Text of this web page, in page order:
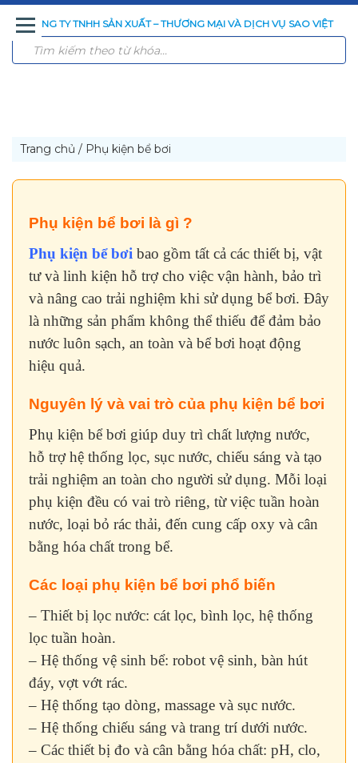
CÔNG TY TNHH SẢN XUẤT – THƯƠNG MẠI VÀ DỊCH VỤ SAO VIỆT
TRANG
GIỚI
SẢN
CÔNG
CÔNG
TIN
LIÊN
Trang chủ / Phụ kiện bể bơi
Phụ kiện bể bơi là gì ?
Phụ kiện bể bơi bao gồm tất cả các thiết bị, vật
tư và linh kiện hỗ trợ cho việc vận hành, bảo trì
và nâng cao trải nghiệm khi sử dụng bể bơi. Đây
là những sản phẩm không thể thiếu để đảm bảo
nước luôn sạch, an toàn và bể bơi hoạt động
hiệu quả.
Nguyên lý và vai trò của phụ kiện bể bơi
Phụ kiện bể bơi giúp duy trì chất lượng nước,
hỗ trợ hệ thống lọc, sục nước, chiếu sáng và tạo
trải nghiệm an toàn cho người sử dụng. Mỗi loại
phụ kiện đều có vai trò riêng, từ việc tuần hoàn
nước, loại bỏ rác thải, đến cung cấp oxy và cân
bằng hóa chất trong bể.
Các loại phụ kiện bể bơi phổ biến
– Thiết bị lọc nước: cát lọc, bình lọc, hệ thống
lọc tuần hoàn.
– Hệ thống vệ sinh bể: robot vệ sinh, bàn hút
đáy, vợt vớt rác.
– Hệ thống tạo dòng, massage và sục nước.
– Hệ thống chiếu sáng và trang trí dưới nước.
– Các thiết bị đo và cân bằng hóa chất: pH, clo,